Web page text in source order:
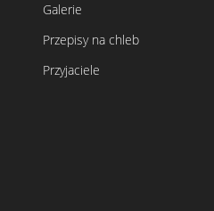
Galerie
Przepisy na chleb
Przyjaciele